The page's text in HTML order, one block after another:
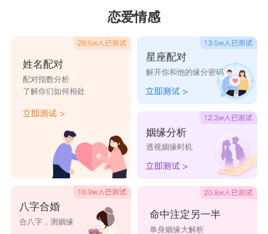
浈青 霭青 菁青
青锦 青纹 弥青
笔青 乐青 圣青 平青
固青
斌青 永青 青卫 青泽
青武 青晓
青龙 青轩
恋爱情感
姓名配对
配对指数分析
了解你们如何相处
八字合婚
合八字，测姻缘
星座配对
解开你和他的缘分密码
姻缘分析
透视姻缘时机
命中注定另一半
单身姻缘大解析